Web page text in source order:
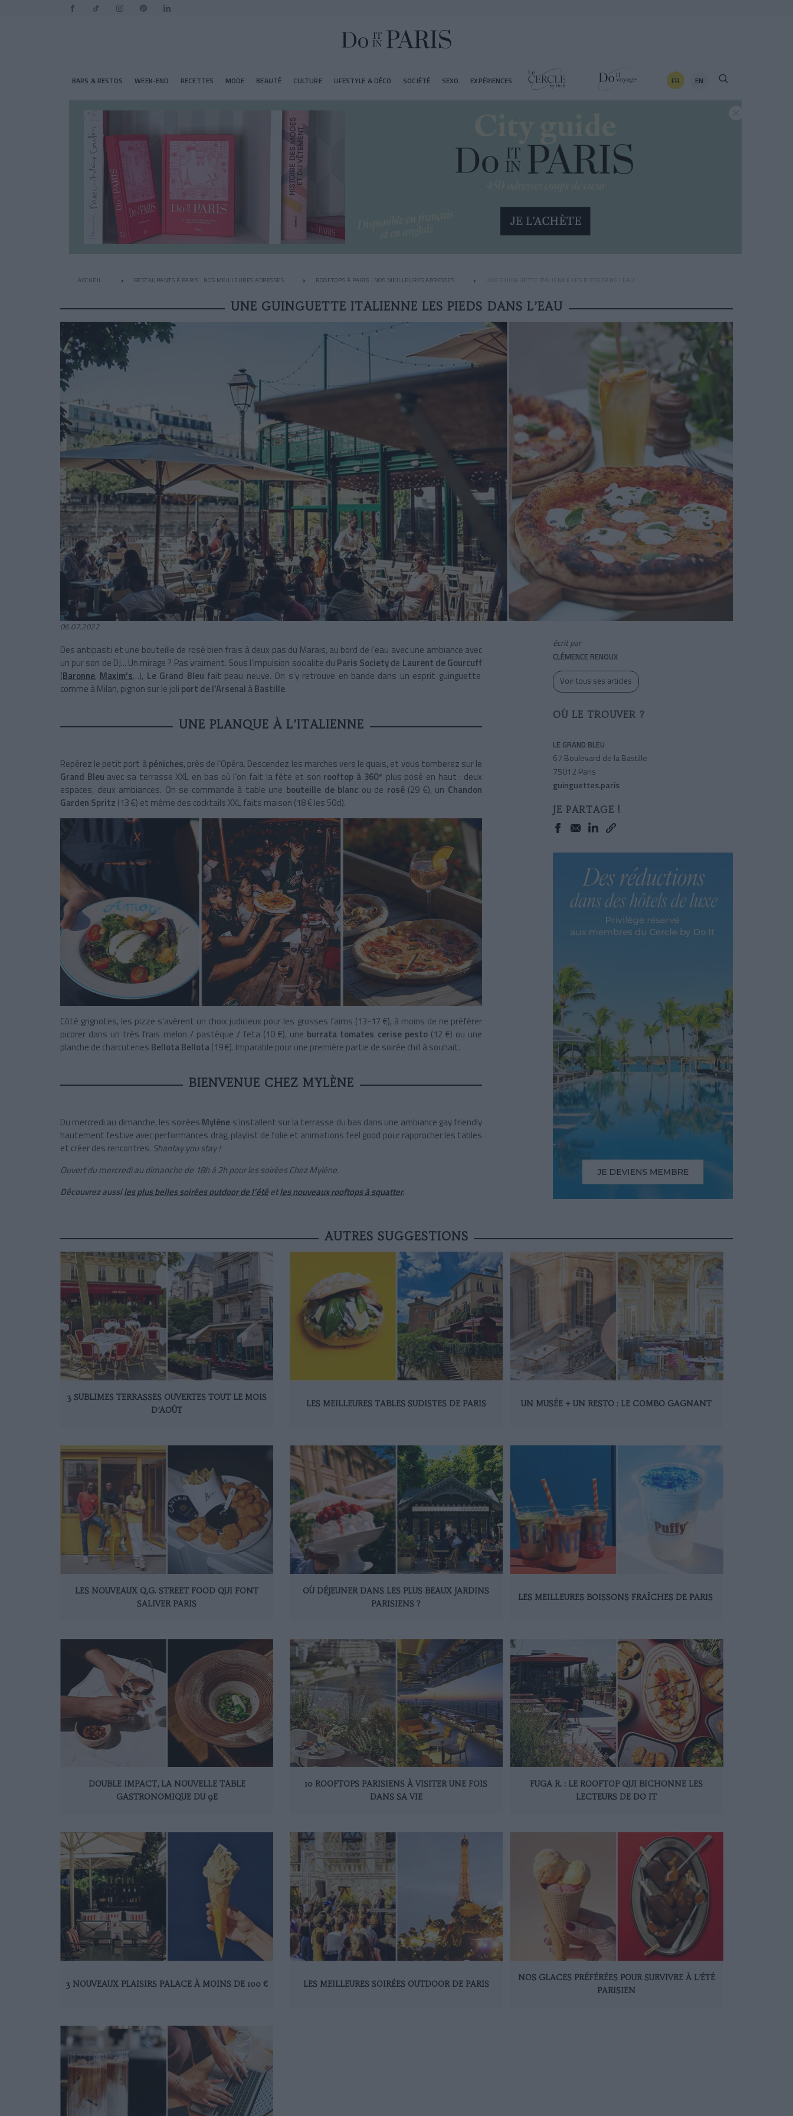
BARS & RESTOS WEEK-END RECETTES MODE BEAUTÉ CULTURE LIFESTYLE & DÉCO SOCIÉTÉ SEXO EXPÉRIENCES FR EN
ACCUEIL RESTAURANTS À PARIS : NOS MEILLEURES ADRESSES ROOFTOPS À PARIS : NOS MEILLEURES ADRESSES UNE GUINGUETTE ITALIENNE LES PIEDS DANS L’EAU
UNE GUINGUETTE ITALIENNE LES PIEDS DANS L’EAU
06.07.2022
Des antipasti et une bouteille de rosé bien frais à deux pas du Marais, au bord de l’eau avec une ambiance avec
un pur son de DJ... Un mirage ? Pas vraiment. Sous l’impulsion socialite du Paris Societyde Laurent de Gourcuff
(Baronne, Maxim’s…), Le Grand Bleu fait peau neuve. On s’y retrouve en bande dans un esprit guinguette
comme à Milan, pignon sur le joli port de l’Arsenal àBastille.
UNE PLANQUE À L’ITALIENNE
Repérez le petit port àpéniches, près de l’Opéra. Descendez les marches vers le quais, et vous tomberez sur le
Grand Bleu avec sa terrasse XXL en bas où l’on fait la fête et son rooftop à 360° plus posé en haut : deux
espaces, deux ambiances. On se commande à table une bouteille de blanc ou de rosé (29 €), un Chandon
Garden Spritz (13 €) et même des cocktails XXL faits maison (18 € les 50cl).
Côté grignotes, les pizze s’avèrent un choix judicieux pour les grosses faims (13-17 €), à moins de ne préférer
picorer dans un très frais melon / pastèque / feta (10 €), une burrata tomates cerise pesto(12 €) ou une
planche de charcuteries Bellota Bellota(19 €). Imparable pour une première partie de soirée chill à souhait.
BIENVENUE CHEZ MYLÈNE
Du mercredi au dimanche, les soirées Mylène s’installent sur la terrasse du bas dans une ambiance gay friendly
hautement festive avec performances drag, playlist de folie et animations feel good pour rapprocher les tables
et créer des rencontres. Shantay you stay !
Ouvert du mercredi au dimanche de 18h à 2h pour les soirées Chez Mylène.
Découvrez aussiles plus belles soirées outdoor de l’étéetles nouveaux rooftops à squatter.
écrit par
CLÉMENCE RENOUX
Voir tous ses articles
OÙ LE TROUVER ?
LE GRAND BLEU
67 Boulevard de la Bastille
75012 Paris
guinguettes.paris
JE PARTAGE !
AUTRES SUGGESTIONS
3 SUBLIMES TERRASSES OUVERTES TOUT LE MOIS
D’AOÛT
LES MEILLEURES TABLES SUDISTES DE PARIS UN MUSÉE + UN RESTO : LE COMBO GAGNANT
LES NOUVEAUX Q.G. STREET FOOD QUI FONT
SALIVER PARIS
OÙ DÉJEUNER DANS LES PLUS BEAUX JARDINS
PARISIENS ?
LES MEILLEURES BOISSONS FRAÎCHES DE PARIS
DOUBLE IMPACT, LA NOUVELLE TABLE
GASTRONOMIQUE DU 9E
10 ROOFTOPS PARISIENS À VISITER UNE FOIS
DANS SA VIE
FUGA R. : LE ROOFTOP QUI BICHONNE LES
LECTEURS DE DO IT
3 NOUVEAUX PLAISIRS PALACE À MOINS DE 100 € LES MEILLEURES SOIRÉES OUTDOOR DE PARIS
NOS GLACES PRÉFÉRÉES POUR SURVIVRE À L’ÉTÉ
PARISIEN